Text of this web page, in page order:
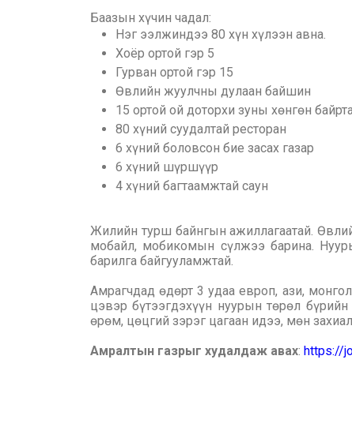
Баазын хүчин чадал:
Нэг ээлжиндээ 80 хүн хүлээн авна.
Хоёр ортой гэр 5
Гурван ортой гэр 15
Өвлийн жуулчны дулаан байшин
15 ортой ой доторхи зуны хөнгөн
80 хүний суудалтай ресторан
6 хүний боловсон бие засах газар
6 хүний шүршүүр
4 хүний багтаамжтай саун
Жилийн турш байнгын ажиллагаатай.
мобайл, мобикомын сүлжээ барина.
барилга байгууламжтай.
Амрагчдад өдөрт 3 удаа европ, ази,
цэвэр бүтээгдэхүүн нуурын төрөл
өрөм, цөцгий зэрэг цагаан идээ, мөн
Амралтын газрыг худалдаж авах: https://